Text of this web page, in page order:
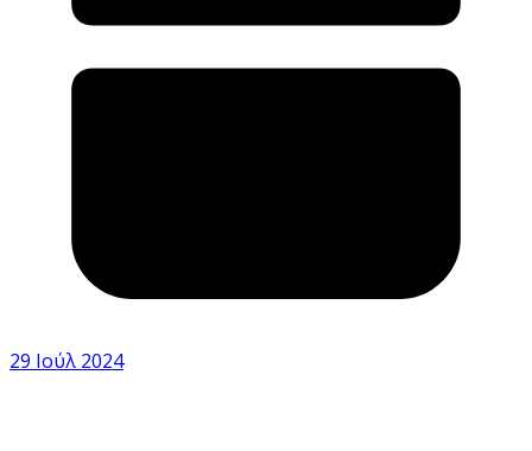
29 Ιούλ 2024